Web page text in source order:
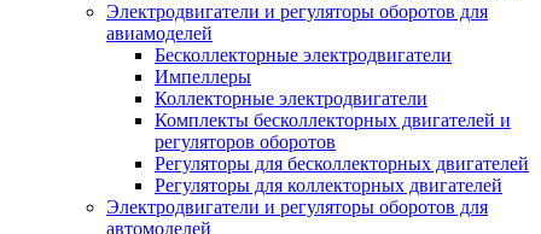
Электродвигатели и регуляторы оборотов для
авиамоделей
Бесколлекторные электродвигатели
Импеллеры
Коллекторные электродвигатели
Комплекты бесколлекторных двигателей и
регуляторов оборотов
Регуляторы для бесколлекторных двигателей
Регуляторы для коллекторных двигателей
Электродвигатели и регуляторы оборотов для
автомоделей